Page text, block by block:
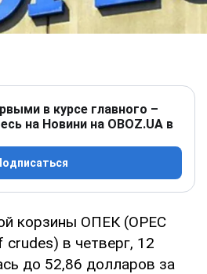
в курсе главного –
на Новини на OBOZ.UA в
корзины ОПЕК (OPEC
crudes) в четверг, 12
до 52,86 долларов за